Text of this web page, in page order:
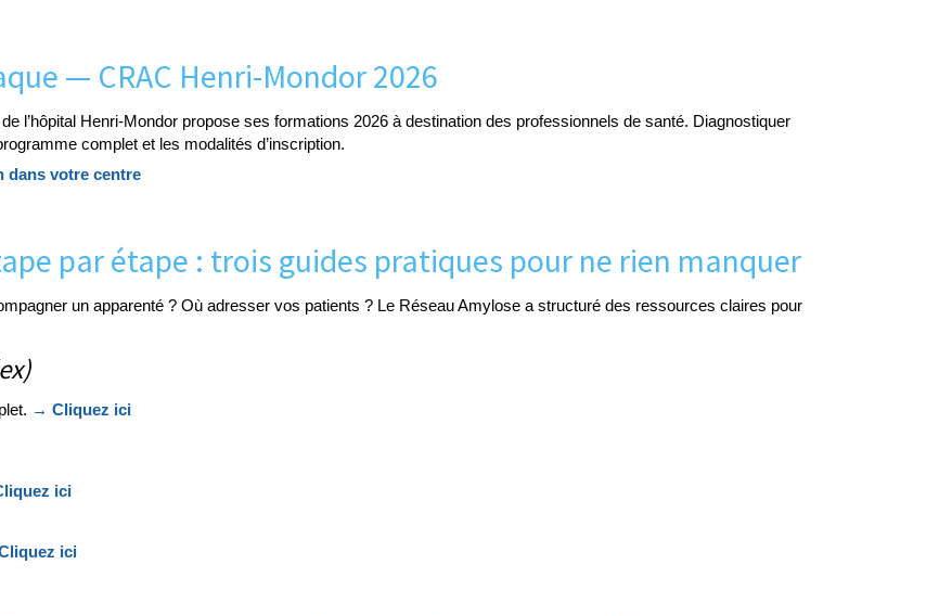
— CRAC Henri-Mondor 2026
l’hôpital Henri-Mondor propose ses formations 2026 à destination des professionnels de santé. Diagnostiquer
complet et les modalités d’inscription.
dans votre centre
par étape : trois guides pratiques pour ne rien manquer
un apparenté ? Où adresser vos patients ? Le Réseau Amylose a structuré des ressources claires pour
→ Cliquez ici
ici
ici